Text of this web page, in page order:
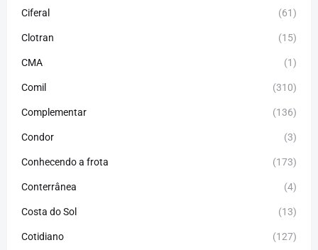
Ciferal (61)
Clotran (15)
CMA (1)
Comil (310)
Complementar (136)
Condor (3)
Conhecendo a frota (173)
Conterrânea (4)
Costa do Sol (13)
Cotidiano (127)